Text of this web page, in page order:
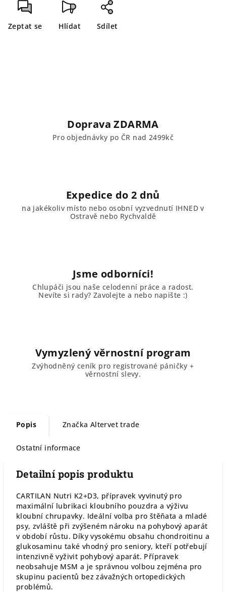
Zeptat se Hlídat Sdílet
Doprava ZDARMA
Pro objednávky po ČR nad 2499kč
Expedice do 2 dnů
na jakékoliv místo nebo osobní vyzvednutí IHNED v
Ostravě nebo Rychvaldě
Jsme odborníci!
Chlupáči jsou naše celodenní práce a radost.
Nevíte si rady? Zavolejte a nebo napište :)
Vymyzlený věrnostní program
Zvýhodněný ceník pro registrované páničky +
věrnostní slevy.
Popis Značka Altervet trade
Ostatní informace
Detailní popis produktu
CARTILAN Nutri K2+D3, přípravek vyvinutý pro
maximální lubrikaci kloubního pouzdra a výživu
kloubní chrupavky. Ideální volba pro štěňata a mladé
psy, zvláště při zvýšeném nároku na pohybový aparát
v období růstu. Díky vysokému obsahu chondroitinu a
glukosaminu také vhodný pro seniory, kteří potřebují
intenzivně vyživit pohybový aparát. Přípravek
neobsahuje MSM a je správnou volbou zejména pro
skupinu pacientů bez závažných ortopedických
problémů.